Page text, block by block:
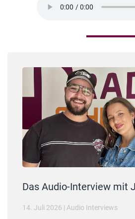
Das Audio-Interview mit
14. Juli 2026 | Audio Interviews